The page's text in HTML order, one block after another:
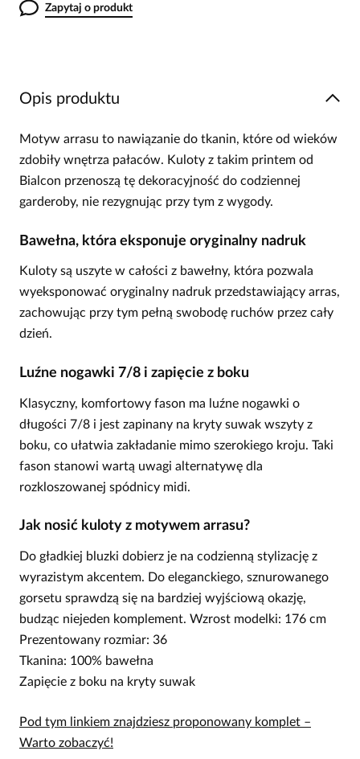
Zapytaj o produkt
Opis produktu
Motyw arrasu to nawiązanie do tkanin, które od wieków
zdobiły wnętrza pałaców. Kuloty z takim printem od
Bialcon przenoszą tę dekoracyjność do codziennej
garderoby, nie rezygnując przy tym z wygody.
Bawełna, która eksponuje oryginalny nadruk
Kuloty są uszyte w całości z bawełny, która pozwala
wyeksponować oryginalny nadruk przedstawiający arras,
zachowując przy tym pełną swobodę ruchów przez cały
dzień.
Luźne nogawki 7/8 i zapięcie z boku
Klasyczny, komfortowy fason ma luźne nogawki o
długości 7/8 i jest zapinany na kryty suwak wszyty z
boku, co ułatwia zakładanie mimo szerokiego kroju. Taki
fason stanowi wartą uwagi alternatywę dla
rozkloszowanej spódnicy midi.
Jak nosić kuloty z motywem arrasu?
Do gładkiej bluzki dobierz je na codzienną stylizację z
wyrazistym akcentem. Do eleganckiego, sznurowanego
gorsetu sprawdzą się na bardziej wyjściową okazję,
budząc niejeden komplement. Wzrost modelki: 176 cm
Prezentowany rozmiar: 36
Tkanina: 100% bawełna
Zapięcie z boku na kryty suwak
Pod tym linkiem znajdziesz proponowany komplet –
Warto zobaczyć!